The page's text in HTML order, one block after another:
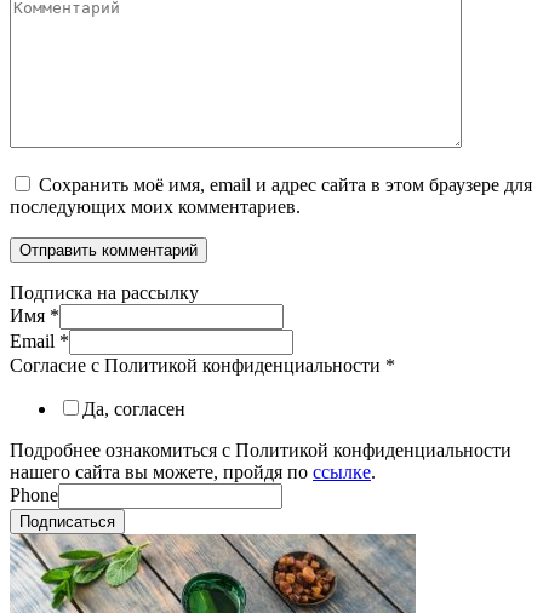
Сохранить моё имя, email и адрес сайта в этом браузере для
последующих моих комментариев.
Подписка на рассылку
Имя *
Email *
Согласие с Политикой конфиденциальности *
Да, согласен
Подробнее ознакомиться с Политикой конфиденциальности
нашего сайта вы можете, пройдя по ссылке.
Phone
Подписаться